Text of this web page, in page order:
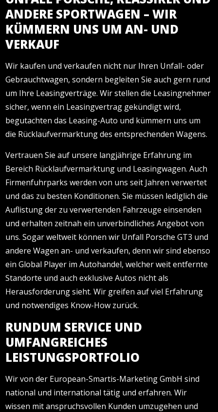
ANDERE SPORTWAGEN – WIR
KÜMMERN UNS UM AN- UND
VERKAUF
Wir kaufen und verkaufen nicht nur Ihren Unfall- oder
Gebrauchtwagen, sondern begleiten Sie auch gern rund
um Ihre Leasingverträge. Wir stellen die Leasingnehmer
sicher, wenn ein Leasingvertrag gekündigt wird,
begutachten das Leasing-Auto und kümmern uns um
die Rücklaufvermarktung des entsprechenden Wagens.
Vertrauen Sie auf unsere langjährige Erfahrung im
Bereich Rücklaufvermarktung und Leasingwagen. Auch
Firmenfuhrparks werden von uns seit Jahren verwertet
und das zu besten Konditionen. Sie müssen lediglich die
Auflistung der zu verwertenden Fahrzeuge einsenden
und erhalten zeitnah ein unverbindliches Angebot von
uns. Sogar weltweit können wir Unfall Porsche GT3 und
andere Wagen an- und verkaufen, denn wir sind ebenso
ein Global Player im Autohandel, welcher weit entfernte
Standorte und auch exklusive Autos nicht als
Herausforderung sieht. Wir greifen auf viel Erfahrung
und notwendiges Know-How zurück.
RUNDUM SERVICE UND
UMFANGREICHES
LEISTUNGSPORTFOLIO
Wir von der European-Smartis-Marketing GmbH sind
national und international tätig und erfahren. Wir
wissen mit anspruchsvollen Kunden umzugehen und